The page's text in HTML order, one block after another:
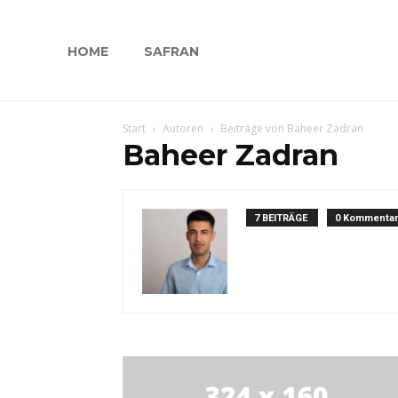
HOME SAFRAN
Start Autoren Beiträge von Baheer Zadran
Baheer Zadran
7 BEITRÄGE 0